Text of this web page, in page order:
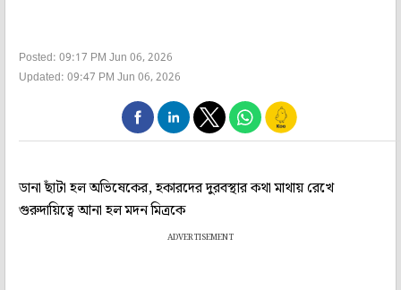
Posted: 09:17 PM Jun 06, 2026
Updated: 09:47 PM Jun 06, 2026
ডানা ছাঁটা হল অভিষেকের, হকারদের দুরবস্থার কথা মাথায় রেখে
গুরুদায়িত্বে আনা হল মদন মিত্রকে
ADVERTISEMENT